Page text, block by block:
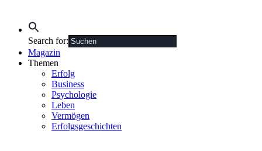
Search for:
Magazin
Themen
Erfolg
Business
Psychologie
Leben
Vermögen
Erfolgsgeschichten